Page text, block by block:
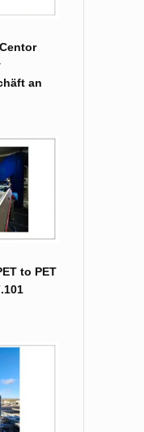
an
to PET